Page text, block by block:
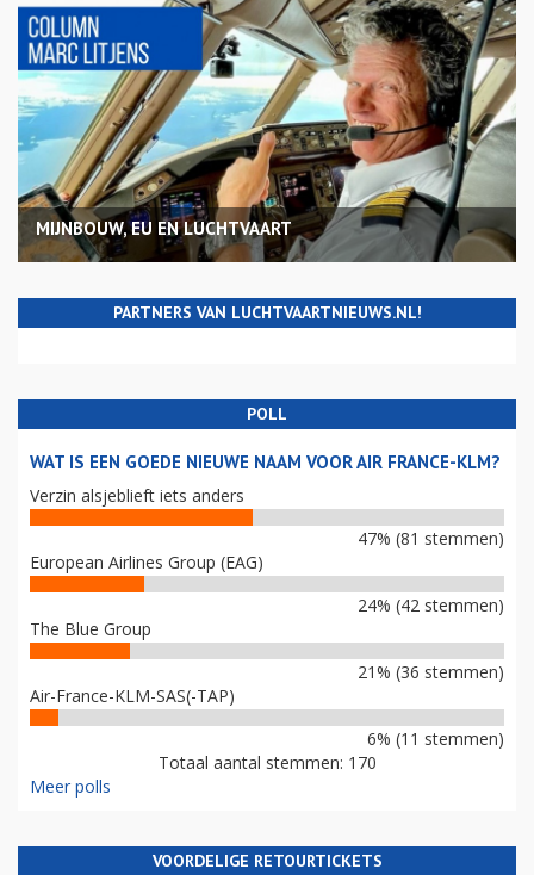
MIJNBOUW, EU EN LUCHTVAART
PARTNERS VAN LUCHTVAARTNIEUWS.NL!
POLL
WAT IS EEN GOEDE NIEUWE NAAM VOOR AIR FRANCE-KLM?
Verzin alsjeblieft iets anders
47% (81 stemmen)
European Airlines Group (EAG)
24% (42 stemmen)
The Blue Group
21% (36 stemmen)
Air-France-KLM-SAS(-TAP)
6% (11 stemmen)
Totaal aantal stemmen: 170
Meer polls
VOORDELIGE RETOURTICKETS